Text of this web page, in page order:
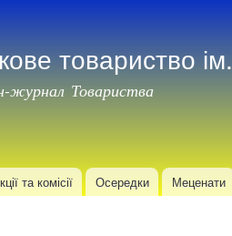
товариство
журнал Товариства
та комісії Осередки Меценати